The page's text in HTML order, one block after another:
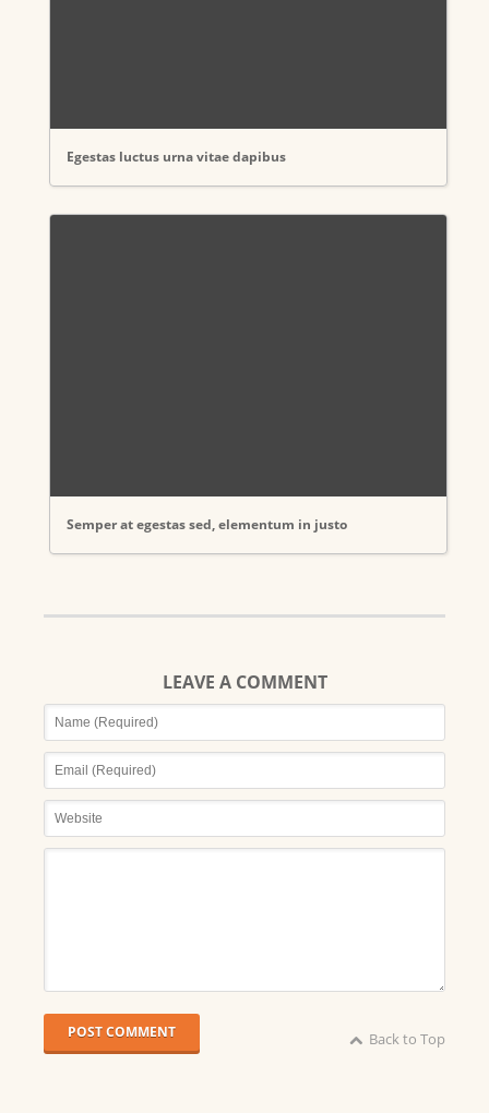
Egestas luctus urna vitae dapibus
Semper at egestas sed, elementum in justo
LEAVE A COMMENT
POST COMMENT Back to Top